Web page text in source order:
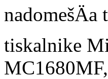
tiskalnike